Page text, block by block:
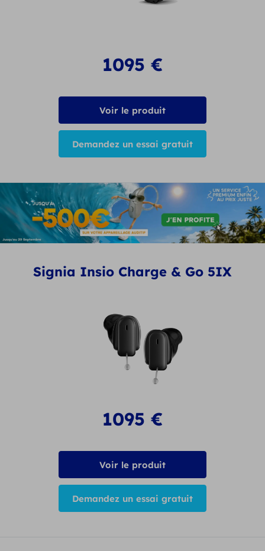
1095 €
Voir le produit
Demandez un essai gratuit
Signia Insio Charge & Go 5IX
1095 €
Voir le produit
Demandez un essai gratuit